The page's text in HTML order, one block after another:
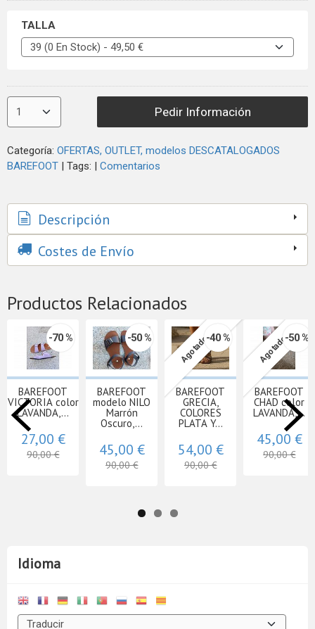
Idioma
TALLA
Pedir Información
Categoría: OFERTAS, OUTLET, modelos DESCATALOGADOS
BAREFOOT | Tags: | Comentarios
Descripción
Costes de Envío
Productos Relacionados
-70 %
BAREFOOT
VICTORIA color
LAVANDA,...
27,00 €
90,00 €
-50 %
BAREFOOT
modelo NILO
Marrón
Oscuro,...
45,00 €
90,00 €
Agotado-40 %
BAREFOOT
GRECIA,
COLORES
PLATA Y...
54,00 €
90,00 €
Agotado-50 %
BAREFOOT
CHAD color
LAVANDA,...
45,00 €
90,00 €